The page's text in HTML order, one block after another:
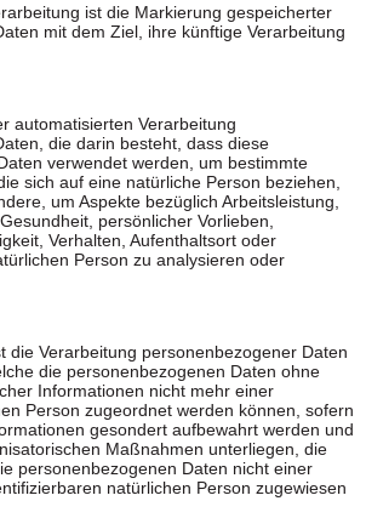
ist die Markierung gespeicherter
mit dem Ziel, ihre künftige Verarbeitung
automatisierten Verarbeitung
die darin besteht, dass diese
verwendet werden, um bestimmte
sich auf eine natürliche Person beziehen,
um Aspekte bezüglich Arbeitsleistung,
persönlicher Vorlieben,
Verhalten, Aufenthaltsort oder
Person zu analysieren oder
die Verarbeitung personenbezogener Daten
die personenbezogenen Daten ohne
Informationen nicht mehr einer
Person zugeordnet werden können, sofern
gesondert aufbewahrt werden und
Maßnahmen unterliegen, die
personenbezogenen Daten nicht einer
natürlichen Person zugewiesen